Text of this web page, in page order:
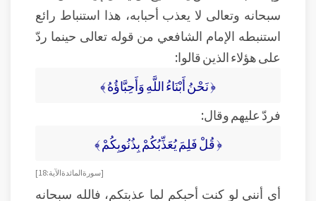
سبحانه وتعالى لا يعذب أحبابه، هذا استنباط رائع
استنبطه الإمام الشافعي من قوله تعالى حينما ردّ
على هؤلاء الذين قالوا:
﴿ نَحْنُ أَبْنَاءُ اللَّهِ وَأَحِبَّاؤُهُ ﴾
فردّ عليهم وقال:
﴿ قُلْ فَلِمَ يُعَذِّبُكُمْ بِذُنُوبِكُمْ ﴾
[ سورة المائدة الآية: 18]
أي أنني لو كنت أحبكم لما عذبتكم، فالله سبحانه